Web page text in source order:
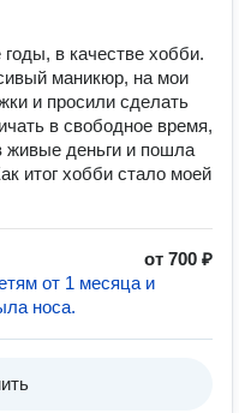
в качестве хобби.
маникюр, на мои
и просили сделать
в свободное время,
живые деньги и пошла
итог хобби стало моей
от 700 ₽
от 1 месяца и
носа.